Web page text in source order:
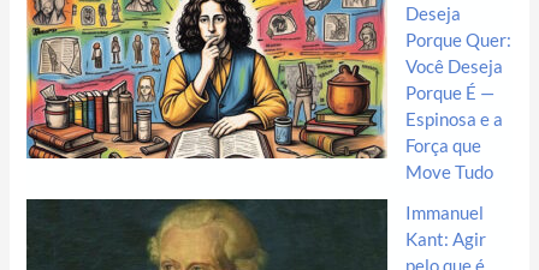
Deseja
Porque Quer:
Você Deseja
Porque É —
Espinosa e a
Força que
Move Tudo
Immanuel
Kant: Agir
pelo que é